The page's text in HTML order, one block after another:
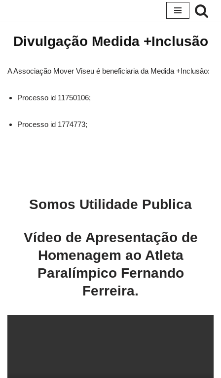
para
Divulgação Medida +Inclusão
A Associação Mover Viseu é beneficiaria da Medida +Inclusão:
Processo id 11750106;
Processo id 1774773;
Somos Utilidade Publica
Vídeo de Apresentação de
Homenagem ao Atleta
Paralímpico Fernando
Ferreira.